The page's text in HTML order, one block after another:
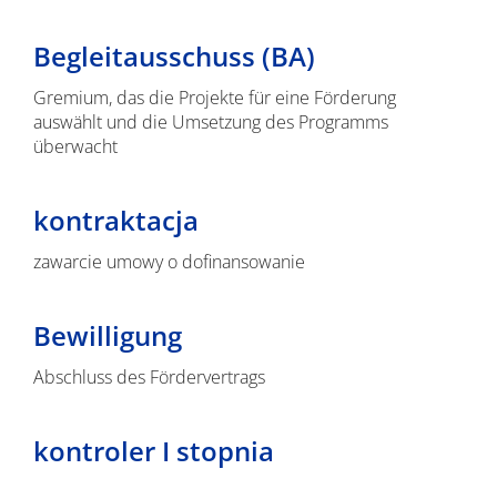
Begleitausschuss (BA)
Gremium, das die Projekte für eine Förderung
auswählt und die Umsetzung des Programms
überwacht
kontraktacja
zawarcie umowy o dofinansowanie
Bewilligung
Abschluss des Fördervertrags
kontroler I stopnia